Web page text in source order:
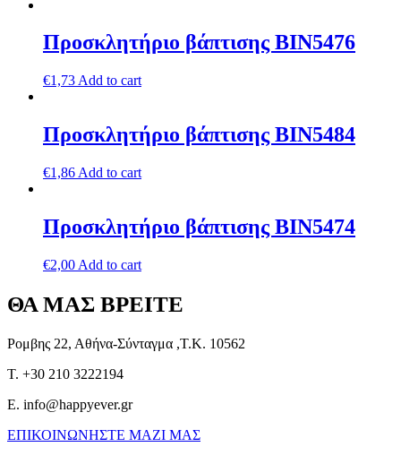
Προσκλητήριο βάπτισης ΒΙΝ5476
€1,73 Add to cart
Προσκλητήριο βάπτισης ΒΙΝ5484
€1,86 Add to cart
Προσκλητήριο βάπτισης ΒΙΝ5474
€2,00 Add to cart
ΘΑ ΜΑΣ ΒΡΕΙΤΕ
Ρομβης 22, Αθήνα-Σύνταγμα ,Τ.Κ. 10562
T. +30 210 3222194
E. info@happyever.gr
ΕΠΙΚΟΙΝΩΝΗΣΤΕ ΜΑΖΙ ΜΑΣ